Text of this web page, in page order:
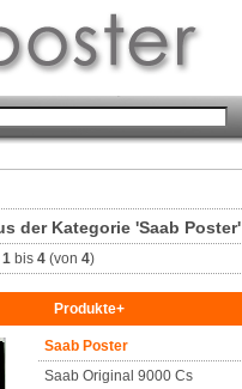
der Kategorie 'Saab Poster'
1bis 4(von 4)
Produkte+
Saab Poster
Saab Original 9000 Cs